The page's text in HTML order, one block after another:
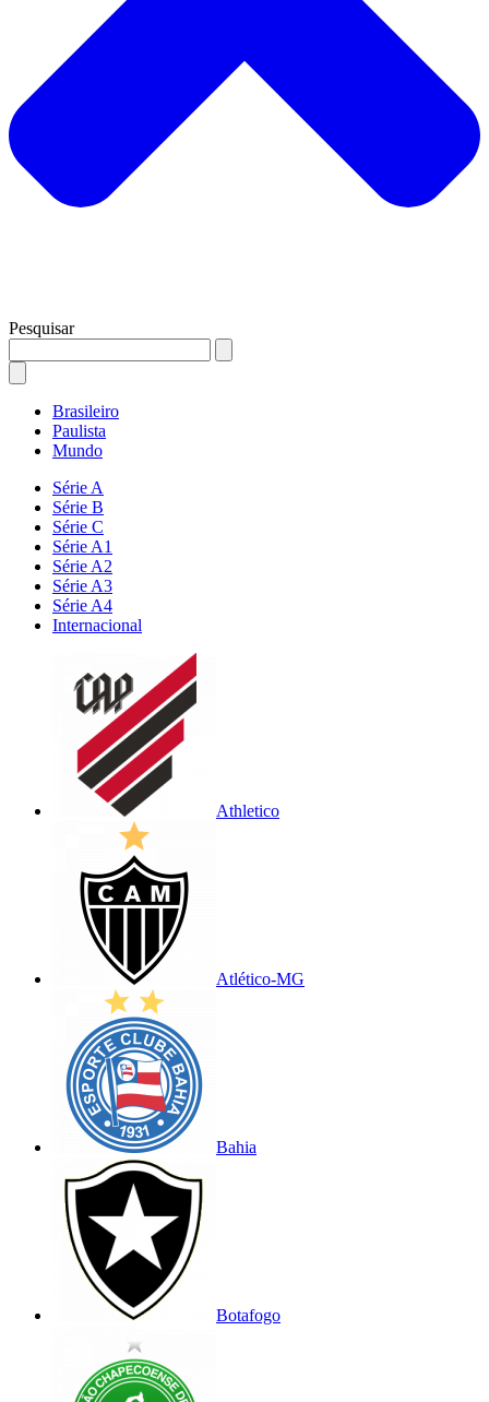
Pesquisar
Brasileiro
Paulista
Mundo
Série A
Série B
Série C
Série A1
Série A2
Série A3
Série A4
Internacional
Athletico
Atlético-MG
Bahia
Botafogo